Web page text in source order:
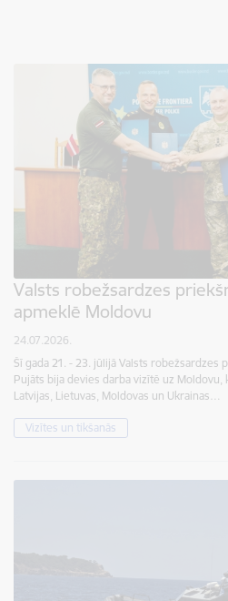
Valsts robežsardzes
apmeklē Moldovu
24.07.2026.
Šī gada 21. - 23. jūlijā Valsts robežsardzes
Pujāts bija devies darba vizītē uz Moldovu,
Latvijas, Lietuvas, Moldovas un Ukrainas…
Vizītes un tikšanās